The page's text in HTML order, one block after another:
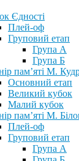
Єдності
Плей-оф
Груповий етап
Група А
Група Б
пам’яті М.
Основний етап
Великий кубок
Малий кубок
пам’яті М.
Плей-оф
Груповий етап
Група А